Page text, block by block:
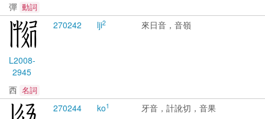
彈 動詞
L2008-
2945
270242 lji2 來日音，音嶺
西 名詞
270244 ko1 牙音，計訛切，音果